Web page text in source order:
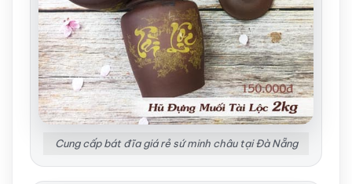
Cung cấp bát đĩa giá rẻ sứ minh châu tại Đà Nẵng